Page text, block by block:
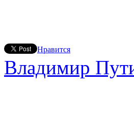
Нравится
Владимир